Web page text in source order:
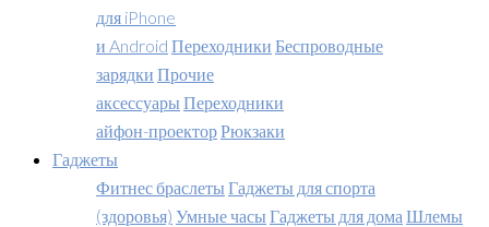
для iPhone
и Android Переходники Беспроводные
зарядки Прочие
аксессуары Переходники
айфон-проекторРюкзаки
Гаджеты
Фитнес браслеты Гаджеты для спорта
(здоровья) Умные часы Гаджеты для дома Шлемы